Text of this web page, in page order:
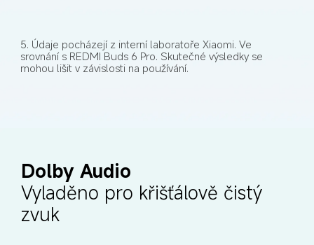
5. Údaje pocházejí z interní laboratoře Xiaomi. Ve
srovnání s REDMI Buds 6 Pro. Skutečné výsledky se
mohou lišit v závislosti na používání.
Dolby Audio
Vyladěno pro křišťálově čistý
zvuk